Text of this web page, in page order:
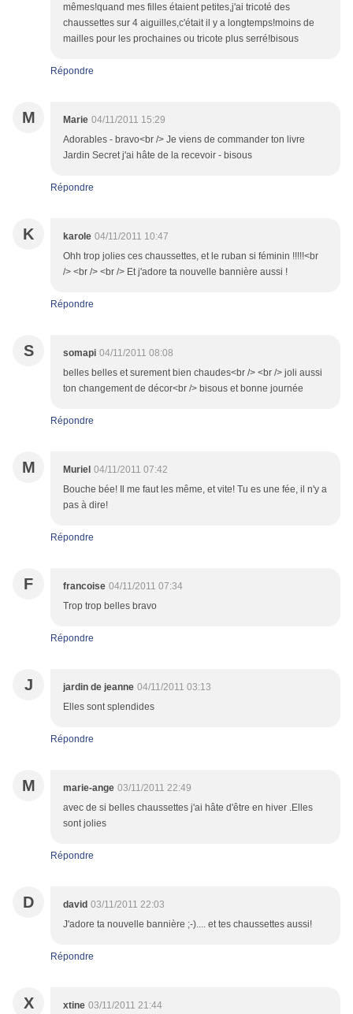
mêmes!quand mes filles étaient petites,j'ai tricoté des
chaussettes sur 4 aiguilles,c'était il y a longtemps!moins de
mailles pour les prochaines ou tricote plus serré!bisous
Répondre
M Marie 04/11/2011 15:29
Adorables - bravo<br /> Je viens de commander ton livre
Jardin Secret j'ai hâte de la recevoir - bisous
Répondre
K karole 04/11/2011 10:47
Ohh trop jolies ces chaussettes, et le ruban si féminin !!!!!<br
/> <br /> <br /> Et j'adore ta nouvelle bannière aussi !
Répondre
S somapi 04/11/2011 08:08
belles belles et surement bien chaudes<br /> <br /> joli aussi
ton changement de décor<br /> bisous et bonne journée
Répondre
M Muriel 04/11/2011 07:42
Bouche bée! Il me faut les même, et vite! Tu es une fée, il n'y a
pas à dire!
Répondre
F francoise 04/11/2011 07:34
Trop trop belles bravo
Répondre
J jardin de jeanne 04/11/2011 03:13
Elles sont splendides
Répondre
M marie-ange 03/11/2011 22:49
avec de si belles chaussettes j'ai hâte d'être en hiver .Elles
sont jolies
Répondre
D david 03/11/2011 22:03
J'adore ta nouvelle bannière ;-).... et tes chaussettes aussi!
Répondre
X xtine 03/11/2011 21:44